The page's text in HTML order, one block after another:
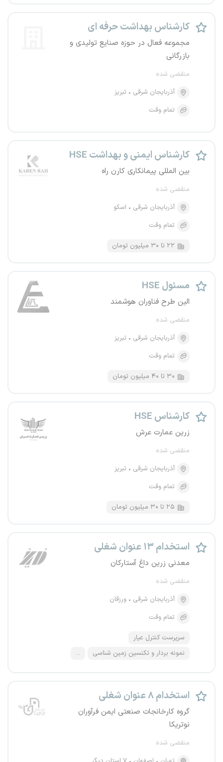
کارشناس بهداشت حرفه ای
مجموعه فعال در حوزه صنایع تولیدی و
بازرگانی
منقضی شده
آذربایجان شرقی
تبریز
تمام وقت
کارشناس ایمنی و بهداشت HSE
بین المللی پیمانکاری کارن راه
منقضی شده
آذربایجان شرقی
اسکو
تمام وقت
۲۲ تا ۳۰ میلیون تومان
مسئول HSE
الین طرح فناوران هوشمند
منقضی شده
آذربایجان شرقی
تبریز
تمام وقت
۳۰ تا ۴۰ میلیون تومان
کارشناس HSE
زرین عمارت عرش
منقضی شده
آذربایجان شرقی
تبریز
تمام وقت
۲۵ تا ۳۰ میلیون تومان
استخدام ۱۳ عنوان شغلی
معدنی زرین داغ آستارکان
منقضی شده
آذربایجان شرقی
ورزقان
تمام وقت
سرپرست کنترل عیار
نمونه بردار و تکنسین زمین شناسی
...
استخدام ۸ عنوان شغلی
گروه کارخانجات صنعتی ایمن فرآوران
نوتریکا
منقضی شده